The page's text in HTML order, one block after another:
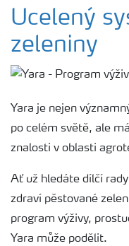
Plány výživy
Hnojiva
Bezpečnost hnojiv
Yara email klub
Ucelený
zeleniny
Yara je nejen
po celém světě, ale
znalosti v oblasti
Ať už hledáte dílčí
zdraví pěstované
program výživy,
Yara může podělit.